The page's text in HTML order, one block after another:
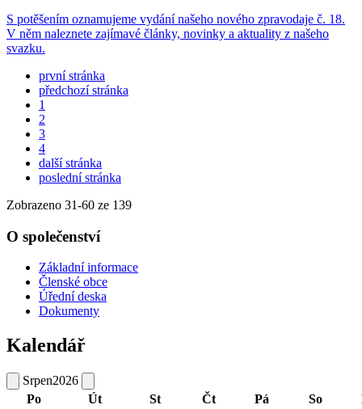
S potěšením oznamujeme vydání našeho nového zpravodaje č. 18.
V něm naleznete zajímavé články, novinky a aktuality z našeho
svazku.
první stránka
předchozí stránka
1
2
3
4
další stránka
poslední stránka
Zobrazeno 31-60 ze 139
O společenství
Základní informace
Členské obce
Úřední deska
Dokumenty
Kalendář
Srpen2026
Po
Út St Čt Pá So